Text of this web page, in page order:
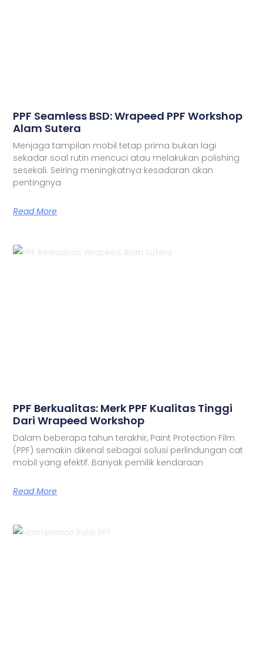
PPF Seamless BSD: Wrapeed PPF Workshop
Alam Sutera
Menjaga tampilan mobil tetap prima bukan lagi
sekadar soal rutin mencuci atau melakukan polishing
sesekali. Seiring meningkatnya kesadaran akan
pentingnya
Read More
PPF Berkualitas: Merk PPF Kualitas Tinggi
Dari Wrapeed Workshop
Dalam beberapa tahun terakhir, Paint Protection Film
(PPF) semakin dikenal sebagai solusi perlindungan cat
mobil yang efektif. Banyak pemilik kendaraan
Read More